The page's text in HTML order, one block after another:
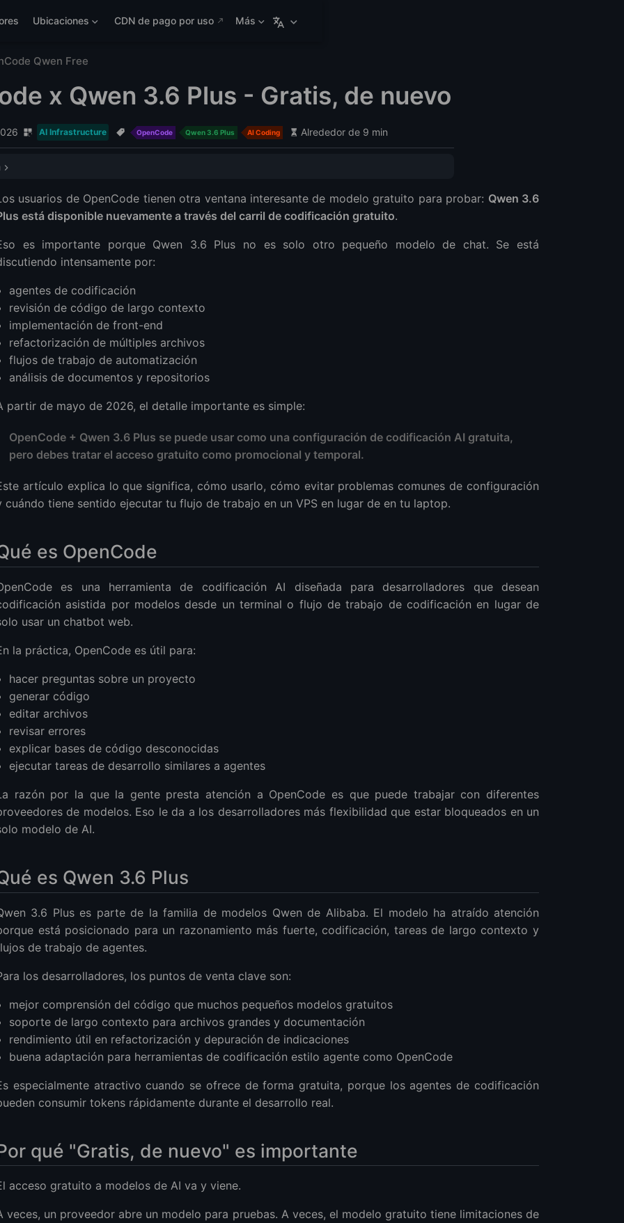
Ubicaciones CDN de pago por uso Más
Qwen Free
x Qwen 3.6 Plus - Gratis, de nuevo
AI Infrastructure OpenCode Qwen 3.6 Plus AI Coding Alrededor de 9 min
nuevo" es importante
esta configuración
Usar Qwen 3.6 Plus en OpenCode
en OpenCode
el modelo gratuito de Qwen
Qwen 3.6 Plus como el modelo predeterminado
en un repositorio real
Usar Qwen 3.6 Plus a través de OpenRouter
para tareas de codificación
primero
plan
y soluciones
está listado pero las solicitudes fallan
es lento
de contexto
mover este flujo de trabajo a un VPS
LightNode Hermes Agent VPS
antes de ejecutar agentes de AI en un VPS
3.6 Plus es realmente gratuito?
debo buscar?
API?
3.6 Plus para producción?
bueno para codificación?
usar un VPS para OpenCode o agentes de AI?
para flujos de trabajo de agentes de AI?
3.6 Plus localmente en el VPS?
si el modelo gratuito desaparece nuevamente?
usuarios de OpenCode tienen otra ventana interesante de modelo gratuito para probar: Qwen 3.6
está disponible nuevamente a través del carril de codificación gratuito.
es importante porque Qwen 3.6 Plus no es solo otro pequeño modelo de chat. Se está
intensamente por:
agentes de codificación
revisión de código de largo contexto
implementación de front-end
refactorización de múltiples archivos
flujos de trabajo de automatización
análisis de documentos y repositorios
partir de mayo de 2026, el detalle importante es simple:
OpenCode + Qwen 3.6 Plus se puede usar como una configuración de codificación AI gratuita,
pero debes tratar el acceso gratuito como promocional y temporal.
artículo explica lo que significa, cómo usarlo, cómo evitar problemas comunes de configuración
cuándo tiene sentido ejecutar tu flujo de trabajo en un VPS en lugar de en tu laptop.
es OpenCode
es una herramienta de codificación AI diseñada para desarrolladores que desean
asistida por modelos desde un terminal o flujo de trabajo de codificación en lugar de
usar un chatbot web.
la práctica, OpenCode es útil para:
hacer preguntas sobre un proyecto
generar código
editar archivos
revisar errores
explicar bases de código desconocidas
ejecutar tareas de desarrollo similares a agentes
razón por la que la gente presta atención a OpenCode es que puede trabajar con diferentes
de modelos. Eso le da a los desarrolladores más flexibilidad que estar bloqueados en un
modelo de AI.
es Qwen 3.6 Plus
3.6 Plus es parte de la familia de modelos Qwen de Alibaba. El modelo ha atraído atención
está posicionado para un razonamiento más fuerte, codificación, tareas de largo contexto y
de trabajo de agentes.
los desarrolladores, los puntos de venta clave son:
mejor comprensión del código que muchos pequeños modelos gratuitos
soporte de largo contexto para archivos grandes y documentación
rendimiento útil en refactorización y depuración de indicaciones
buena adaptación para herramientas de codificación estilo agente como OpenCode
especialmente atractivo cuando se ofrece de forma gratuita, porque los agentes de codificación
consumir tokens rápidamente durante el desarrollo real.
qué "Gratis, de nuevo" es importante
acceso gratuito a modelos de AI va y viene.
veces, un proveedor abre un modelo para pruebas. A veces, el modelo gratuito tiene limitaciones de